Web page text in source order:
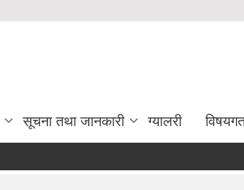
सूचना तथा जानकारी ग्यालरी